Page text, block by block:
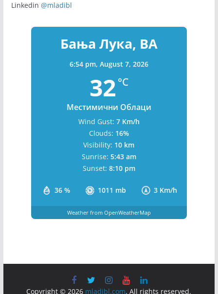
Linkedin @mladibl
Бања Лука, BA
6:54 pm, August 7, 2026
32 °C
Местимични Облаци
36 % 1011 mb 3 Km/h
Wind Gust: 7 Km/h
Clouds: 16%
Visibility: 10 km
Sunrise: 5:43 am
Sunset: 8:10 pm
Weather from OpenWeatherMap
Copyright © 2026 mladibl.com. All rights reserved.